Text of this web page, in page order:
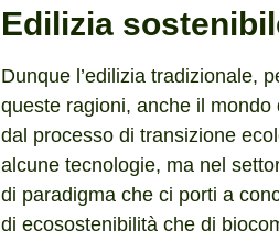
Edilizia
Dunque l’edilizia tradizionale,
queste ragioni, anche il
dal processo di transizione
alcune tecnologie, ma nel
di paradigma che ci porti a
di ecosostenibilità che di